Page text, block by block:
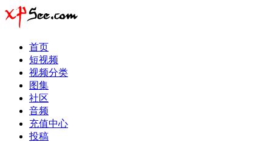
首页
短视频
视频分类
图集
社区
音频
充值中心
投稿